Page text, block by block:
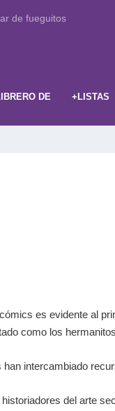
de fueguitos
DE +LISTAS
es evidente al
como los
intercambiado
del arte